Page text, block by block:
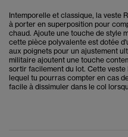
Intemporelle et classique, la veste
à porter en superposition pour
chaud. Ajoute une touche de style
cette pièce polyvalente est dotée
aux poignets pour un ajustement
militaire ajoutent une touche
sortir facilement du lot. Cette
lequel tu pourras compter en cas
facile à dissimuler dans le col